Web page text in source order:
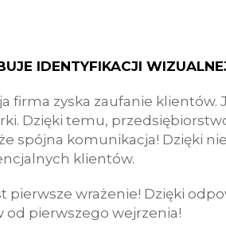
IDENTYFIKACJI
firma zyska zaufanie klientów.
Dzięki temu,
spójna komunikacja! Dzięki
klientów.
pierwsze wrażenie! Dzięki
pierwszego wejrzenia!